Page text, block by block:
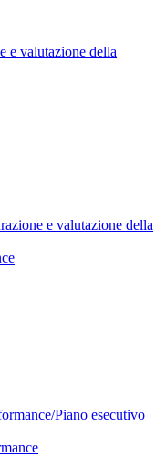
e valutazione della
e valutazione della
Piano esecutivo